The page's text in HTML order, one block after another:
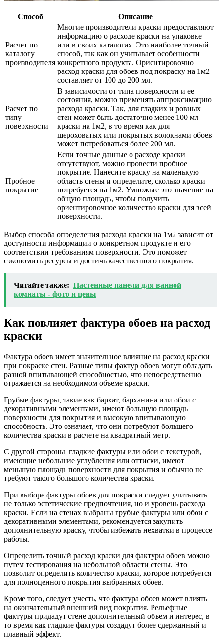
Способ Описание
Расчет по
каталогу
производителя
Многие производители краски предоставляют
информацию о расходе краски на упаковке
или в своих каталогах. Это наиболее точный
способ, так как он учитывает особенности
конкретного продукта. Ориентировочно
расход краски для обоев под покраску на 1м2
составляет от 100 до 200 мл.
Расчет по
типу
поверхности
В зависимости от типа поверхности и ее
состояния, можно применять аппроксимацию
расхода краски. Так, для гладких и ровных
стен может быть достаточно менее 100 мл
краски на 1м2, в то время как для
шероховатых или покрытых волокнами обоев
может потребоваться более 200 мл.
Пробное
покрытие
Если точные данные о расходе краски
отсутствуют, можно провести пробное
покрытие. Нанесите краску на маленькую
область стены и определите, сколько краски
потребуется на 1м2. Умножьте это значение на
общую площадь, чтобы получить
ориентировочное количество краски для всей
поверхности.
Выбор способа определения расхода краски на 1м2 зависит от
доступности информации о конкретном продукте и его
соответствии требованиям поверхности. Это поможет
сэкономить ресурсы и достичь качественного покрытия.
Читайте также: Настенные панели для ванной
комнаты - фото и цены
Как повлияет фактура обоев на расход
краски
Фактура обоев имеет значительное влияние на расход краски
при покраске стен. Разные типы фактур обоев могут обладать
разной впитывающей способностью, что непосредственно
отражается на необходимом объеме краски.
Грубые фактуры, такие как бархат, барханина или обои с
декоративными элементами, имеют большую площадь
поверхности для покрытия и высокую впитывающую
способность. Это означает, что они потребуют большего
количества краски в расчете на квадратный метр.
С другой стороны, гладкие фактуры или обои с текстурой,
имеющие небольшие углубления или оттиски, имеют
меньшую площадь поверхности для покрытия и обычно не
требуют такого большого количества краски.
При выборе фактуры обоев для покраски следует учитывать
не только эстетические предпочтения, но и уровень расхода
краски. Если на стенах выбраны грубые фактуры или обои с
декоративными элементами, рекомендуется закупить
дополнительную краску, чтобы избежать нехватки в процессе
работы.
Определить точный расход краски для фактуры обоев можно
путем тестирования на небольшой области стены. Это
позволит определить количество краски, которое потребуется
для полноценного покрытия выбранных обоев.
Кроме того, следует учесть, что фактура обоев может влиять
на окончательный внешний вид покрытия. Рельефные
фактуры придадут стене дополнительный объем и интерес, в
то время как гладкие фактуры создадут более сдержанный и
плавный эффект.